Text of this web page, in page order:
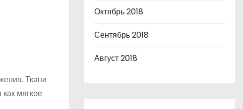
Ткани
мягкое
Октябрь 2018
Сентябрь 2018
Август 2018